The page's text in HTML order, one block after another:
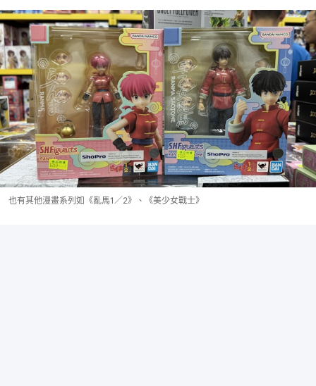
也有其他漫畫系列如《亂馬1／2》、《美少女戰士》